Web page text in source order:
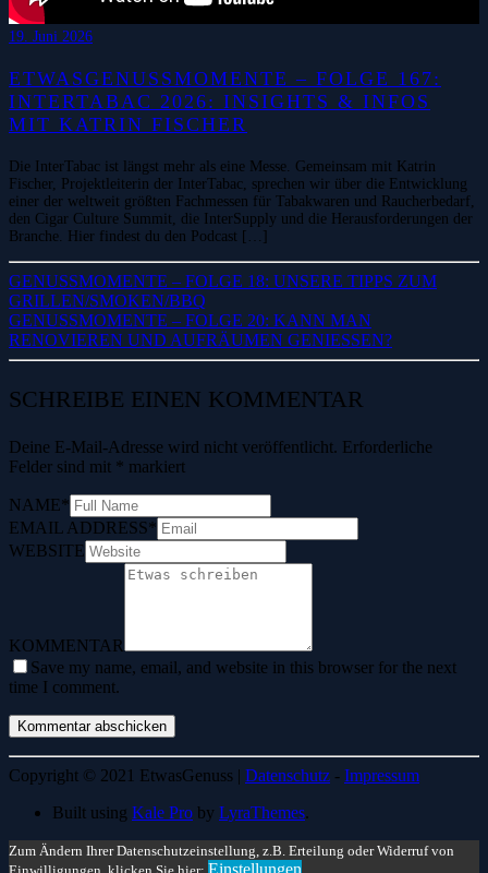
19. Juni 2026
ETWASGENUSSMOMENTE – FOLGE 167:
INTERTABAC 2026: INSIGHTS & INFOS
MIT KATRIN FISCHER
Die InterTabac ist längst mehr als eine Messe. Gemeinsam mit Katrin
Fischer, Projektleiterin der InterTabac, sprechen wir über die Entwicklung
einer der weltweit größten Fachmessen für Tabakwaren und Raucherbedarf,
den Cigar Culture Summit, die InterSupply und die Herausforderungen der
Branche. Hier findest du den Podcast […]
GENUSSMOMENTE – FOLGE 18: UNSERE TIPPS ZUM
GRILLEN/SMOKEN/BBQ
GENUSSMOMENTE – FOLGE 20: KANN MAN
RENOVIEREN UND AUFRÄUMEN GENIESSEN?
SCHREIBE EINEN KOMMENTAR
Deine E-Mail-Adresse wird nicht veröffentlicht. Erforderliche
Felder sind mit * markiert
NAME*
EMAIL ADDRESS*
WEBSITE
KOMMENTAR
Save my name, email, and website in this browser for the next
time I comment.
Copyright © 2021 EtwasGenuss | Datenschutz - Impressum
Built using Kale Pro by LyraThemes.
Zum Ändern Ihrer Datenschutzeinstellung, z.B. Erteilung oder Widerruf von
Einstellungen